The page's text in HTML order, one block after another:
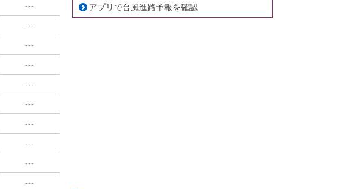
---
---
---
---
---
---
---
---
---
---
アプリで台風進路予報を確認